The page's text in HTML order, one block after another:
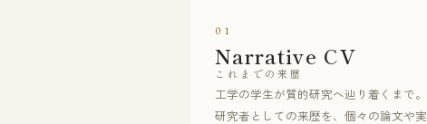
01
Narrative CV
これまでの来歴
工学の学生が質的研究へ辿り着くまで。
研究者としての来歴を、個々の論文や実